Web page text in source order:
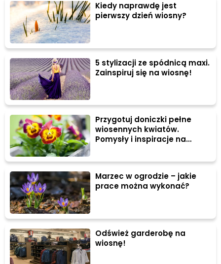
Kiedy naprawdę jest
pierwszy dzień wiosny?
5 stylizacji ze spódnicą maxi.
Zainspiruj się na wiosnę!
Przygotuj doniczki pełne
wiosennych kwiatów.
Pomysły i inspiracje na
Marzec w ogrodzie – jakie
prace można wykonać?
Odśwież garderobę na
wiosnę!